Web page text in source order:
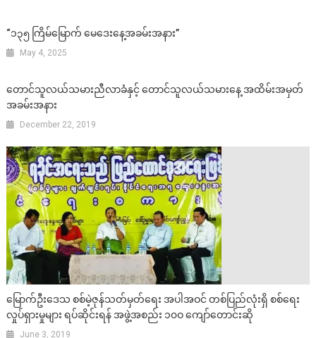
“၁၃၅ ကြိမ်မြောက် မေဒေးနေ့အခမ်းအနား”
May 4, 2025
တောင်သူလယ်သမားညီလာခံနှင့် တောင်သူလယ်သမားနေ့ အထိမ်းအမှတ်
အခမ်းအနား
December 22, 2019
မြောက်ဦးဒေသ စစ်မဲ့ဇုန်သတ်မှတ်ရေး အပါအဝင် တစ်ပြည်လုံးရှိ စစ်ရေး
လှုပ်ရှားမှုများ ရပ်ဆိုင်းရန် အဖွဲ့အစည်း ၁၀ဝ ကျော်တောင်းဆို
June 3, 2019